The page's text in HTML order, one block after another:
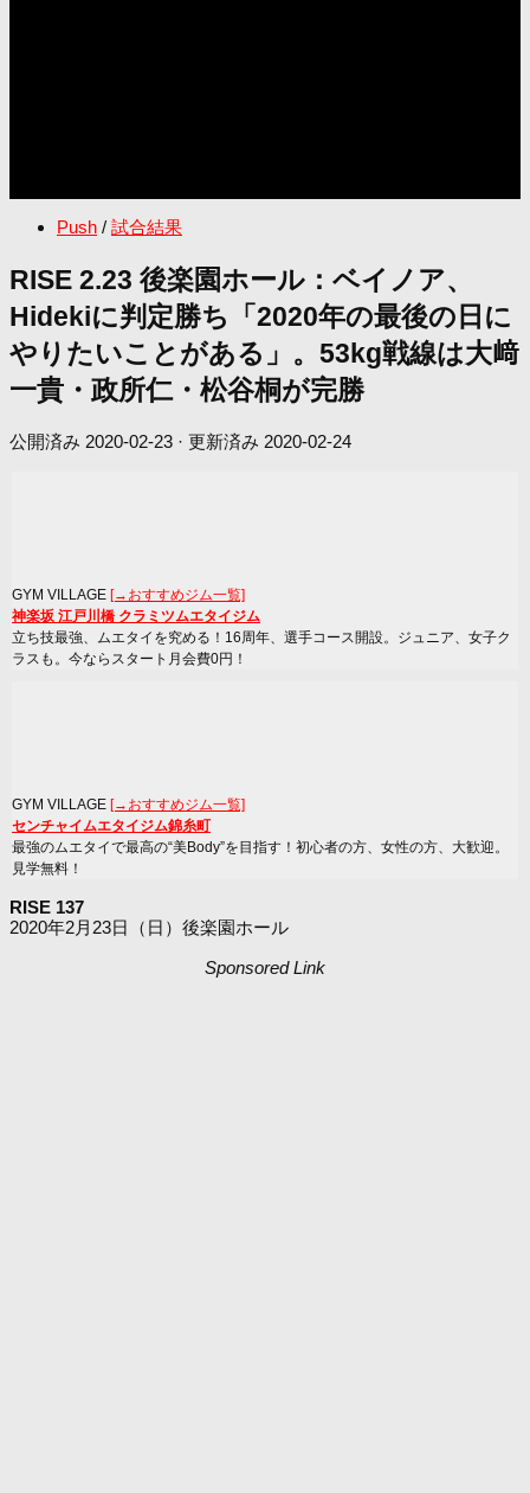
Push / 試合結果
RISE 2.23 後楽園ホール：ベイノア、
Hidekiに判定勝ち「2020年の最後の日に
やりたいことがある」。53kg戦線は大﨑
一貴・政所仁・松谷桐が完勝
公開済み 2020-02-23 · 更新済み 2020-02-24
GYM VILLAGE [→おすすめジム一覧]
神楽坂 江戸川橋 クラミツムエタイジム
立ち技最強、ムエタイを究める！16周年、選手コース開設。ジュニア、女子ク
ラスも。今ならスタート月会費0円！
GYM VILLAGE [→おすすめジム一覧]
センチャイムエタイジム錦糸町
最強のムエタイで最高の“美Body”を目指す！初心者の方、女性の方、大歓迎。
見学無料！
RISE 137
2020年2月23日（日）後楽園ホール
Sponsored Link